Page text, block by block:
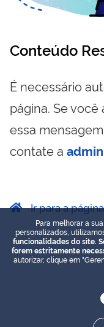
Conteúdo
É necessário
página. Se
essa
contate a
Ir para a
Para melhorar a
personalizados,
funcionalidades do site.
forem estritamente
autorizar, clique em